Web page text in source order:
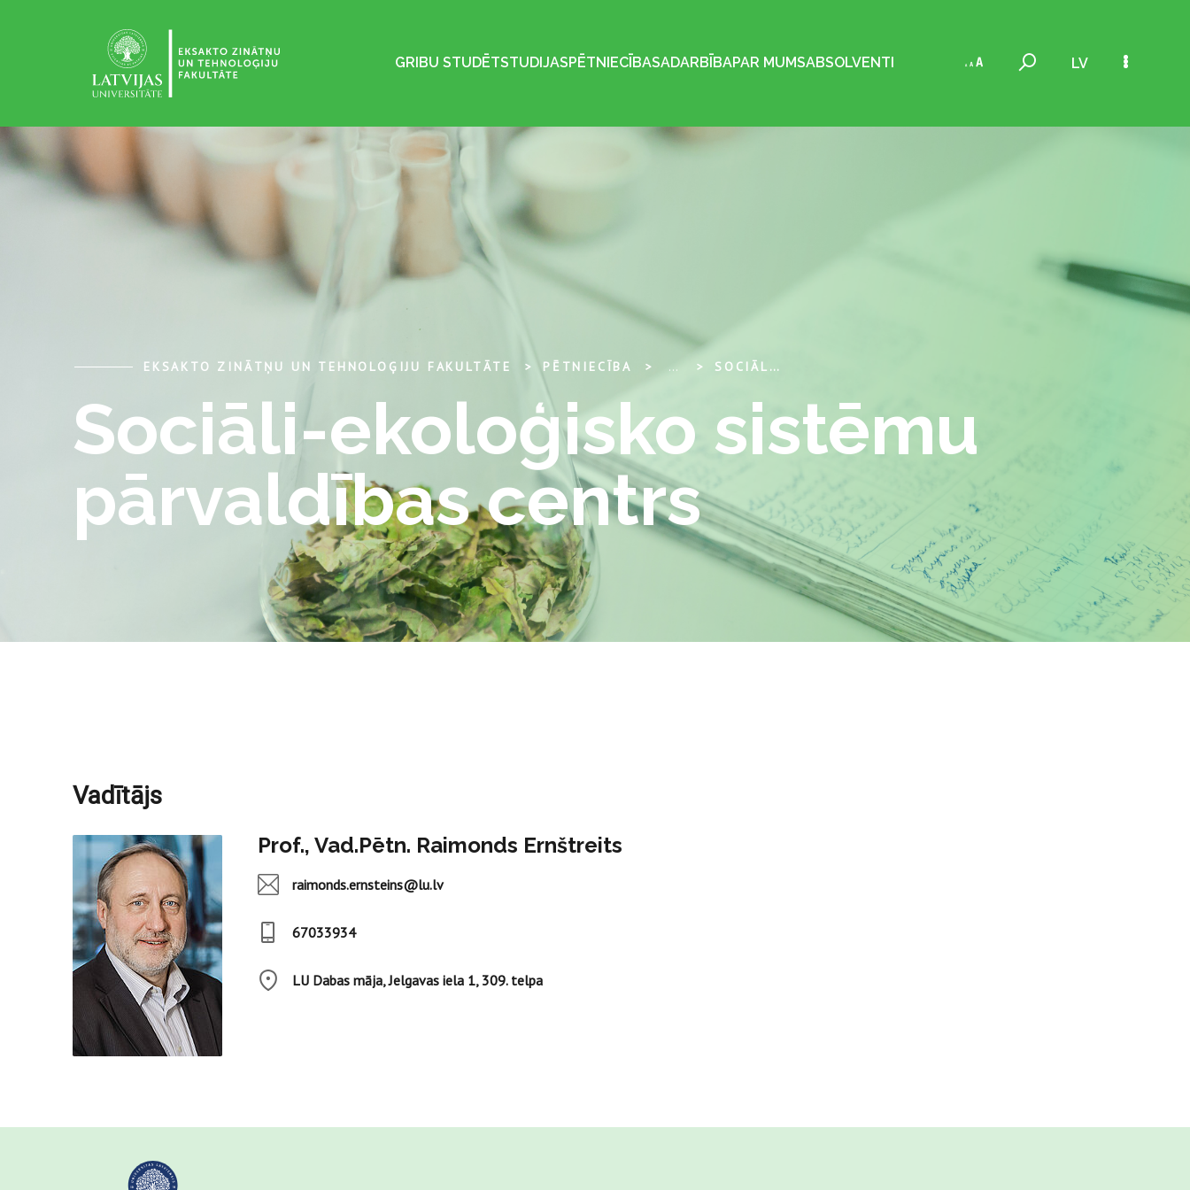
GRIBU STUDĒTSTUDIJASPĒTNIECĪBASADARBĪBAPAR MUMSABSOLVENTI LV
EKSAKTO ZINĀTŅU UN TEHNOLOĢIJU FAKULTĀTE PĒTNIECĪBA ... SOCIĀLI-EKOLOĢISKO SISTĒMU PĀRVALDĪBAS CENTRS
Sociāli-ekoloģisko sistēmu
pārvaldības centrs
Vadītājs
Prof., Vad.Pētn. Raimonds Ernštreits
raimonds.ernsteins@lu.lv
67033934
LU Dabas māja, Jelgavas iela 1, 309. telpa